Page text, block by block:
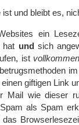
und bleibt es,
ein
hat undsich
ist
giftigen Link
Mail wie dieser
als Spam